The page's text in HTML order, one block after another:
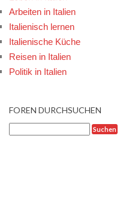
Arbeiten in Italien
Italienisch lernen
Italienische Küche
Reisen in Italien
Politik in Italien
FOREN DURCHSUCHEN